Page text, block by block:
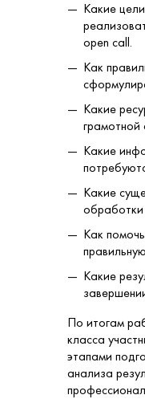
Какие
open call.
Как
Какие
грамотной
Какие
Какие
Как
Какие
По итогам
класса
этапами
анализа